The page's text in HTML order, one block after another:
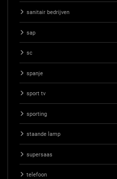
sanitair bedrijven
sap
sc
spanje
sport tv
sporting
staande lamp
supersaas
telefoon